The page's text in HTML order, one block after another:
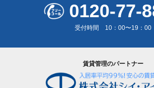
0120-77-
受付時間 10：00〜19：00
賃貸管理のパートナー